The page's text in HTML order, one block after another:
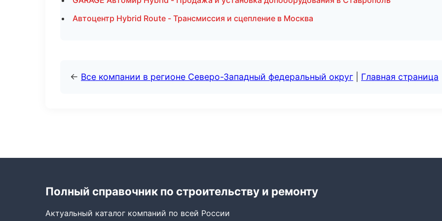
Автоцентр Hybrid Route - Трансмиссия и сцепление в Москва
← Все компании в регионе Северо-Западный федеральный округ Главная страница
Полный справочник по строительству и ремонту
Актуальный каталог компаний по всей России